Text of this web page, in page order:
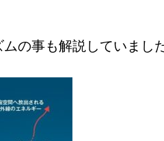
の事も解説していまし